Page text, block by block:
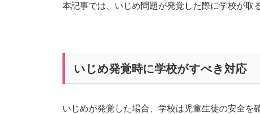
本記事では、いじめ問題が発覚した際に学校が取
いじめ発覚時に学校がすべき対応
いじめが発覚した場合、学校は児童生徒の安全を